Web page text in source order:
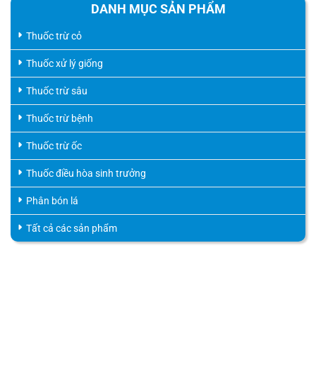
DANH MỤC SẢN PHẨM
Thuốc trừ cỏ
Thuốc xử lý giống
Thuốc trừ sâu
Thuốc trừ bệnh
Thuốc trừ ốc
Thuốc điều hòa sinh trưởng
Phân bón lá
Tất cả các sản phẩm